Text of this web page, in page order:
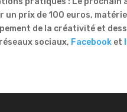
un prix de 100 euros,
de la créativité et
sociaux, Facebook et